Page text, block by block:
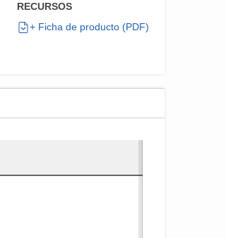
RECURSOS
+ Ficha de producto (PDF)